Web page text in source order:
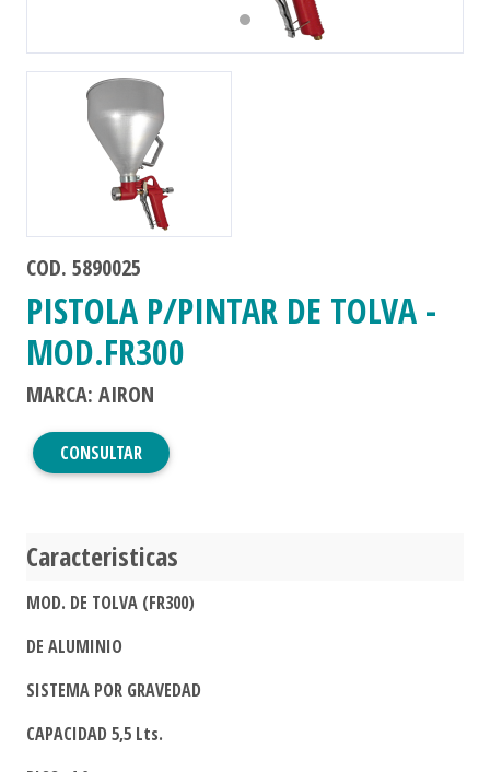
COD. 5890025
PISTOLA P/PINTAR DE TOLVA -
MOD.FR300
MARCA: AIRON
CONSULTAR
Caracteristicas
MOD. DE TOLVA (FR300)
DE ALUMINIO
SISTEMA POR GRAVEDAD
CAPACIDAD 5,5 Lts.